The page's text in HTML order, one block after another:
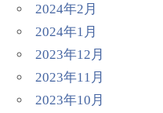
2024年2月
2024年1月
2023年12月
2023年11月
2023年10月